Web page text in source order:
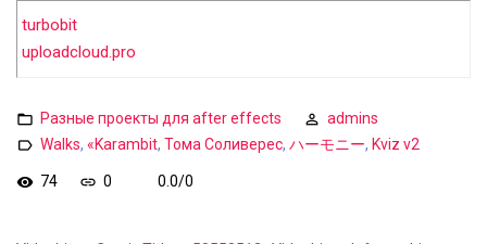
turbobit
uploadcloud.pro
Разные проекты для after effects
admins
Walks, «Karambit, Тома Соливерес, ハーモニー, Kviz v2
74 0 0.0/0